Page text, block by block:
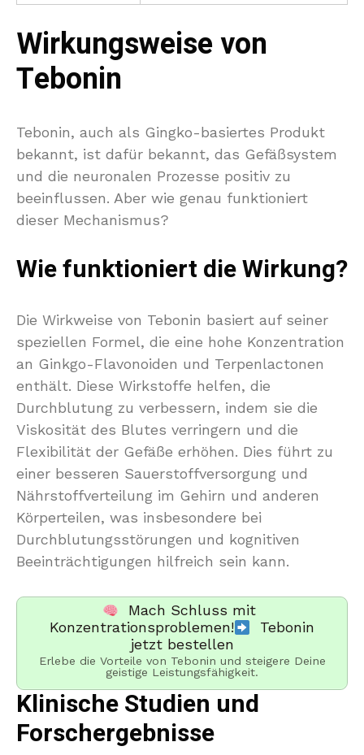
Wirkungsweise von
Tebonin
Tebonin, auch als Gingko-basiertes Produkt
bekannt, ist dafür bekannt, das Gefäßsystem
und die neuronalen Prozesse positiv zu
beeinflussen. Aber wie genau funktioniert
dieser Mechanismus?
Wie funktioniert die Wirkung?
Die Wirkweise von Tebonin basiert auf seiner
speziellen Formel, die eine hohe Konzentration
an Ginkgo-Flavonoiden und Terpenlactonen
enthält. Diese Wirkstoffe helfen, die
Durchblutung zu verbessern, indem sie die
Viskosität des Blutes verringern und die
Flexibilität der Gefäße erhöhen. Dies führt zu
einer besseren Sauerstoffversorgung und
Nährstoffverteilung im Gehirn und anderen
Körperteilen, was insbesondere bei
Durchblutungsstörungen und kognitiven
Beeinträchtigungen hilfreich sein kann.
Mach Schluss mit
Konzentrationsproblemen!
Tebonin
jetzt bestellen
Erlebe die Vorteile von Tebonin und steigere Deine
geistige Leistungsfähigkeit.
Klinische Studien und
Forschergebnisse